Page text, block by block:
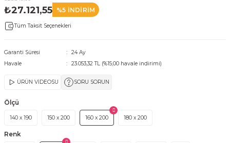
₺27.121,55 %5 İNDİRİM
Tüm Taksit Seçenekleri
Garanti Süresi
24 Ay
Havale
23.053,32 TL (%15,00 havale indirimi)
ÜRÜN VİDEOSU SORU SORUN
Ölçü
140 x 190 150 x 200 160 x 200 180 x 200
Renk